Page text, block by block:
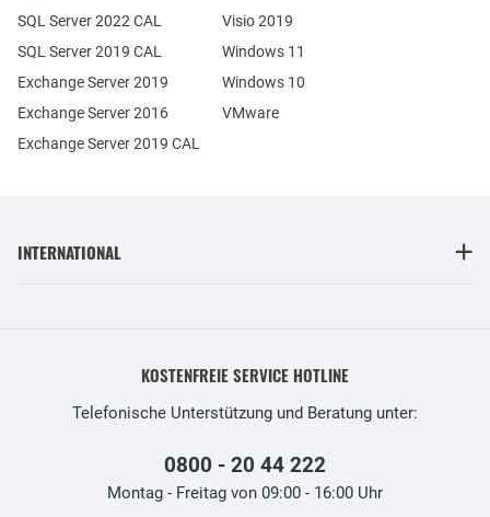
Exchange Server 2019
Exchange Server 2016
SQL Server 2022 CAL
SQL Server 2019 CAL
Exchange Server 2019 CAL
Visio 2019
Windows 11
Windows 10
VMware
INTERNATIONAL
KOSTENFREIE SERVICE HOTLINE
Telefonische Unterstützung und Beratung unter:
0800 - 20 44 222
Montag - Freitag von 09:00 - 16:00 Uhr